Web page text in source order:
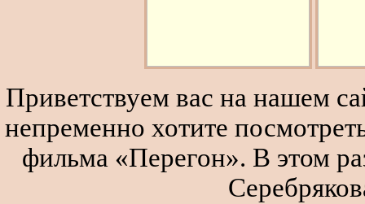
Приветствуем вас на нашем
непременно хотите
фильма «Перегон». В этом